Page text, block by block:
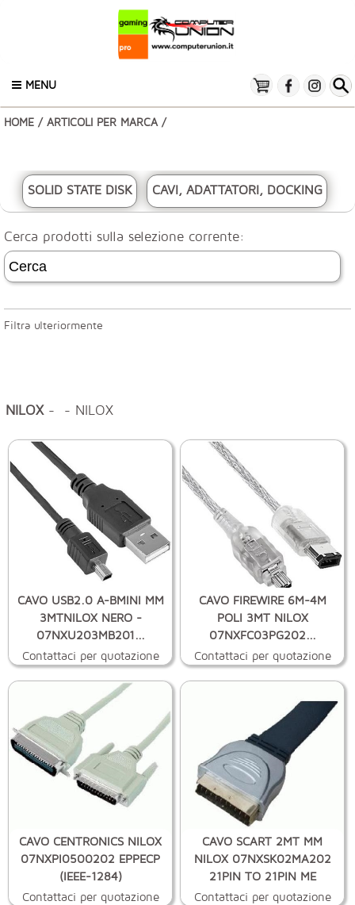
MENU
HOME / ARTICOLI PER MARCA /
SOLID STATE DISK CAVI, ADATTATORI, DOCKING
Cerca prodotti sulla selezione corrente:
Filtra ulteriormente
NILOX- - NILOX
CAVO USB2.0 A-BMINI MM
3MTNILOX NERO -
07NXU203MB201...
Contattaci per quotazione
CAVO FIREWIRE 6M-4M
POLI 3MT NILOX
07NXFC03PG202...
Contattaci per quotazione
CAVO CENTRONICS NILOX
07NXPI0500202 EPPECP
(IEEE-1284)
Contattaci per quotazione
CAVO SCART 2MT MM
NILOX 07NXSK02MA202
21PIN TO 21PIN ME
Contattaci per quotazione